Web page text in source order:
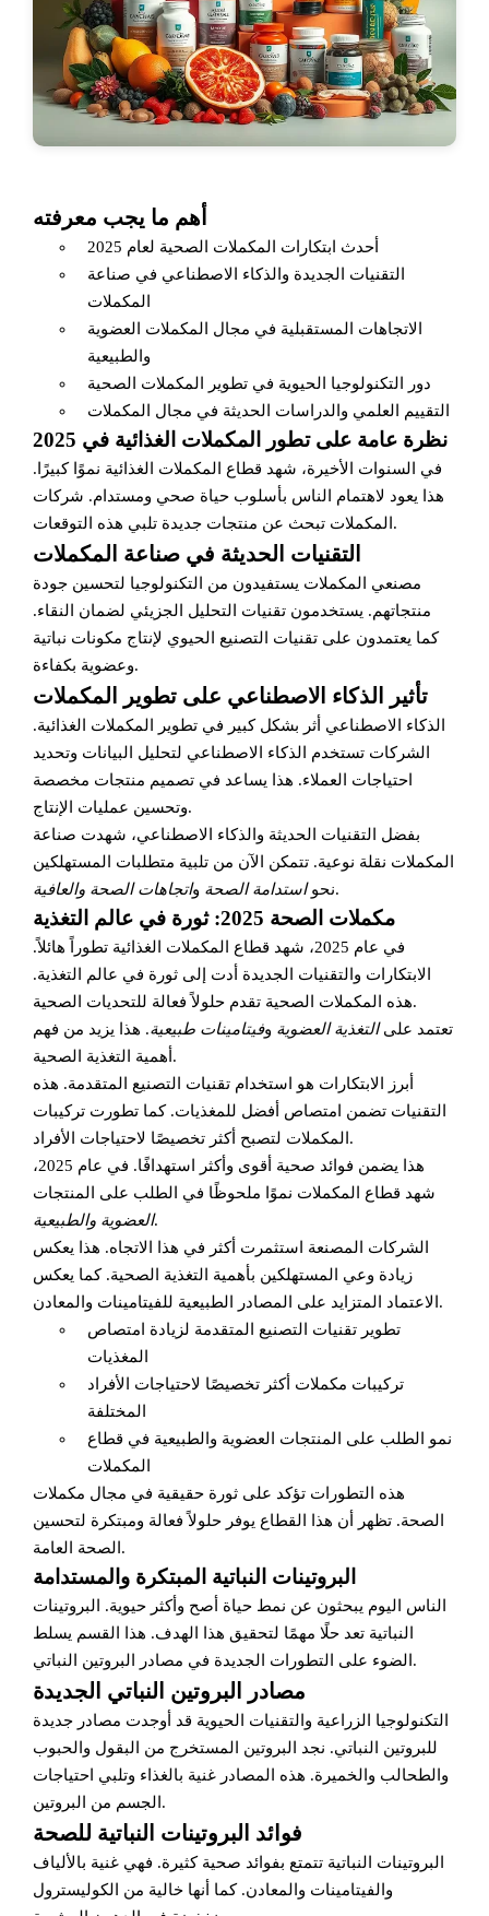
أهم ما يجب معرفته
أحدث ابتكارات المكملات الصحية لعام 2025
التقنيات الجديدة والذكاء الاصطناعي في صناعة
المكملات
الاتجاهات المستقبلية في مجال المكملات العضوية
والطبيعية
دور التكنولوجيا الحيوية في تطوير المكملات الصحية
التقييم العلمي والدراسات الحديثة في مجال المكملات
نظرة عامة على تطور المكملات الغذائية في 2025
في السنوات الأخيرة، شهد قطاع المكملات الغذائية نموًا كبيرًا.
هذا يعود لاهتمام الناس بأسلوب حياة صحي ومستدام. شركات
المكملات تبحث عن منتجات جديدة تلبي هذه التوقعات.
التقنيات الحديثة في صناعة المكملات
مصنعي المكملات يستفيدون من التكنولوجيا لتحسين جودة
منتجاتهم. يستخدمون تقنيات التحليل الجزيئي لضمان النقاء.
كما يعتمدون على تقنيات التصنيع الحيوي لإنتاج مكونات نباتية
وعضوية بكفاءة.
تأثير الذكاء الاصطناعي على تطوير المكملات
الذكاء الاصطناعي أثر بشكل كبير في تطوير المكملات الغذائية.
الشركات تستخدم الذكاء الاصطناعي لتحليل البيانات وتحديد
احتياجات العملاء. هذا يساعد في تصميم منتجات مخصصة
وتحسين عمليات الإنتاج.
بفضل التقنيات الحديثة والذكاء الاصطناعي، شهدت صناعة
المكملات نقلة نوعية. تتمكن الآن من تلبية متطلبات المستهلكين
نحواستدامة الصحة واتجاهات الصحة والعافية .
مكملات الصحة 2025: ثورة في عالم التغذية
في عام 2025، شهد قطاع المكملات الغذائية تطوراً هائلاً.
الابتكارات والتقنيات الجديدة أدت إلى ثورة في عالم التغذية.
هذه المكملات الصحية تقدم حلولاً فعالة للتحديات الصحية.
تعتمد علىالتغذية العضوية وفيتامينات طبيعية. هذا يزيد من فهم
أهمية التغذية الصحية.
أبرز الابتكارات هو استخدام تقنيات التصنيع المتقدمة. هذه
التقنيات تضمن امتصاص أفضل للمغذيات. كما تطورت تركيبات
المكملات لتصبح أكثر تخصيصًا لاحتياجات الأفراد.
هذا يضمن فوائد صحية أقوى وأكثر استهدافًا. في عام 2025،
شهد قطاع المكملات نموًا ملحوظًا في الطلب على المنتجات
العضوية والطبيعية.
الشركات المصنعة استثمرت أكثر في هذا الاتجاه. هذا يعكس
زيادة وعي المستهلكين بأهمية التغذية الصحية. كما يعكس
الاعتماد المتزايد على المصادر الطبيعية للفيتامينات والمعادن.
تطوير تقنيات التصنيع المتقدمة لزيادة امتصاص
المغذيات
تركيبات مكملات أكثر تخصيصًا لاحتياجات الأفراد
المختلفة
نمو الطلب على المنتجات العضوية والطبيعية في قطاع
المكملات
هذه التطورات تؤكد على ثورة حقيقية في مجال مكملات
الصحة. تظهر أن هذا القطاع يوفر حلولاً فعالة ومبتكرة لتحسين
الصحة العامة.
البروتينات النباتية المبتكرة والمستدامة
الناس اليوم يبحثون عن نمط حياة أصح وأكثر حيوية. البروتينات
النباتية تعد حلًا مهمًا لتحقيق هذا الهدف. هذا القسم يسلط
الضوء على التطورات الجديدة في مصادر البروتين النباتي.
مصادر البروتين النباتي الجديدة
التكنولوجيا الزراعية والتقنيات الحيوية قد أوجدت مصادر جديدة
للبروتين النباتي. نجد البروتين المستخرج من البقول والحبوب
والطحالب والخميرة. هذه المصادر غنية بالغذاء وتلبي احتياجات
الجسم من البروتين.
فوائد البروتينات النباتية للصحة
البروتينات النباتية تتمتع بفوائد صحية كثيرة. فهي غنية بالألياف
والفيتامينات والمعادن. كما أنها خالية من الكوليسترول